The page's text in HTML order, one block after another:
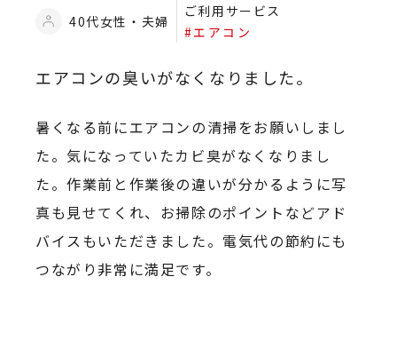
40代女性・夫婦
ご利用サービス
#エアコン
エアコンの臭いがなくなりました。
暑くなる前にエアコンの清掃をお願いしまし
た。気になっていたカビ臭がなくなりまし
た。作業前と作業後の違いが分かるように写
真も見せてくれ、お掃除のポイントなどアド
バイスもいただきました。電気代の節約にも
つながり非常に満足です。